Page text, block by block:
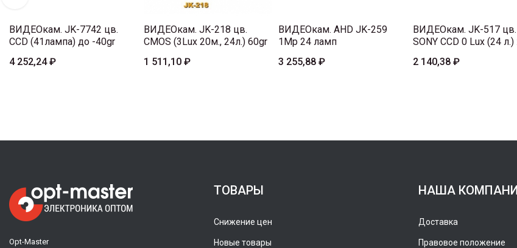
ВИДЕОкам. JK-7742 цв.
CCD (41лампа) до -40gr
4 252,24 ₽
ВИДЕОкам. JK-218 цв.
CMOS (3Lux 20м., 24л.) 60gr
1 511,10 ₽
ВИДЕОкам. AHD JK-259
1Mp 24 ламп
3 255,88 ₽
ВИДЕОкам. JK-517 цв.
SONY CCD 0 Lux (24
2 140,38 ₽
Opt-Master
ТОВАРЫ
Снижение цен
Новые товары
НАША
Доставка
Правовое положение